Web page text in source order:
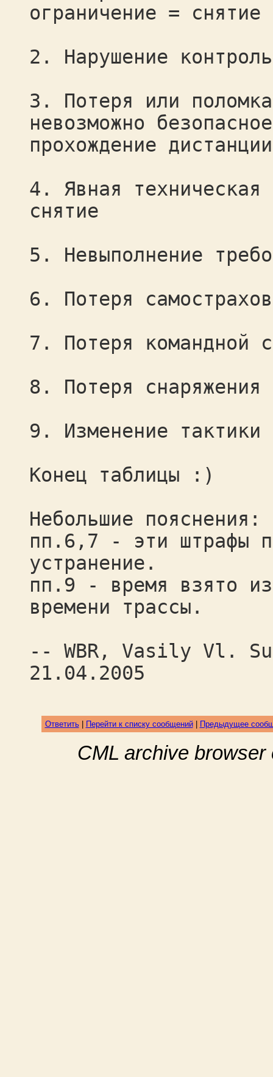
ограничение = снятие
2. Нарушение
3. Потеря или
невозможно безопасное
прохождение
4. Явная техническая
снятие
5. Невыполнение
6. Потеря
7. Потеря командной
8. Потеря
9. Изменение
Конец таблицы :)
Небольшие пояснения:
пп.6,7 - эти штрафы
устранение.
пп.9 - время взято из
времени трассы.
-- WBR, Vasily Vl.
21.04.2005
Ответить| Перейти к списку сообщений| Предыдущее
CML archive